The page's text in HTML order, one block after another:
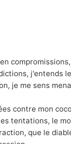
j'entends
je me sens
contre mon
tentations, le
que le